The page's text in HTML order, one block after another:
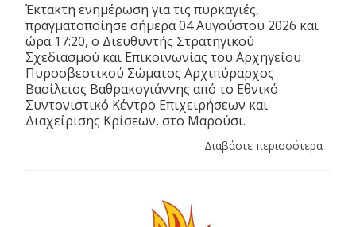
Έκτακτη ενημέρωση για τις πυρκαγιές,
πραγματοποίησε σήμερα 04 Αυγούστου 2026 και
ώρα 17:20, ο Διευθυντής Στρατηγικού
Σχεδιασμού και Επικοινωνίας του Αρχηγείου
Πυροσβεστικού Σώματος Αρχιπύραρχος
Βασίλειος Βαθρακογιάννης από το Εθνικό
Συντονιστικό Κέντρο Επιχειρήσεων και
Διαχείρισης Κρίσεων, στο Μαρούσι.
Διαβάστε περισσότερα